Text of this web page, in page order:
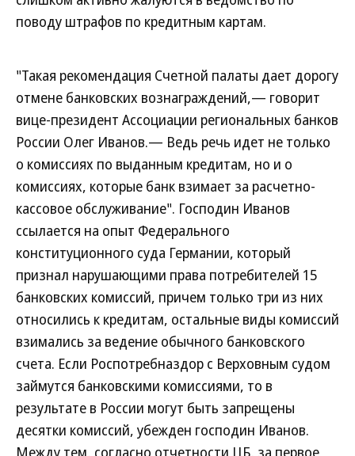
поводу штрафов по кредитным картам.
"Такая рекомендация Счетной палаты дает дорогу
отмене банковских вознаграждений,— говорит
вице-президент Ассоциации региональных банков
России Олег Иванов.— Ведь речь идет не только
о комиссиях по выданным кредитам, но и о
комиссиях, которые банк взимает за расчетно-
кассовое обслуживание". Господин Иванов
ссылается на опыт Федерального
конституционного суда Германии, который
признал нарушающими права потребителей 15
банковских комиссий, причем только три из них
относились к кредитам, остальные виды комиссий
взимались за ведение обычного банковского
счета. Если Роспотребназдор с Верховным судом
займутся банковскими комиссиями, то в
результате в России могут быть запрещены
десятки комиссий, убежден господин Иванов.
Между тем, согласно отчетности ЦБ, за первое